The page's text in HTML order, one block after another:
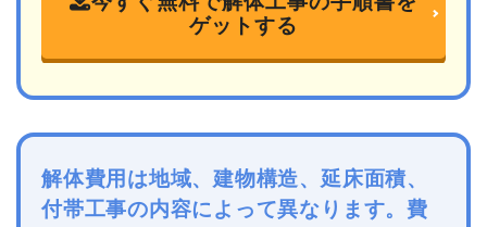
ゲットする
解体費用は地域、建物構造、延床面積、
付帯工事の内容によって異なります。費